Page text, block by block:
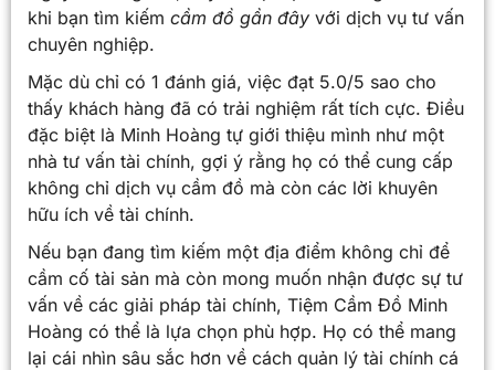
khi bạn tìm kiếm cầm đồ gần đây với dịch vụ tư vấn
chuyên nghiệp.
Mặc dù chỉ có 1 đánh giá, việc đạt 5.0/5 sao cho
thấy khách hàng đã có trải nghiệm rất tích cực. Điều
đặc biệt là Minh Hoàng tự giới thiệu mình như một
nhà tư vấn tài chính, gợi ý rằng họ có thể cung cấp
không chỉ dịch vụ cầm đồ mà còn các lời khuyên
hữu ích về tài chính.
Nếu bạn đang tìm kiếm một địa điểm không chỉ để
cầm cố tài sản mà còn mong muốn nhận được sự tư
vấn về các giải pháp tài chính, Tiệm Cầm Đồ Minh
Hoàng có thể là lựa chọn phù hợp. Họ có thể mang
lại cái nhìn sâu sắc hơn về cách quản lý tài chính cá